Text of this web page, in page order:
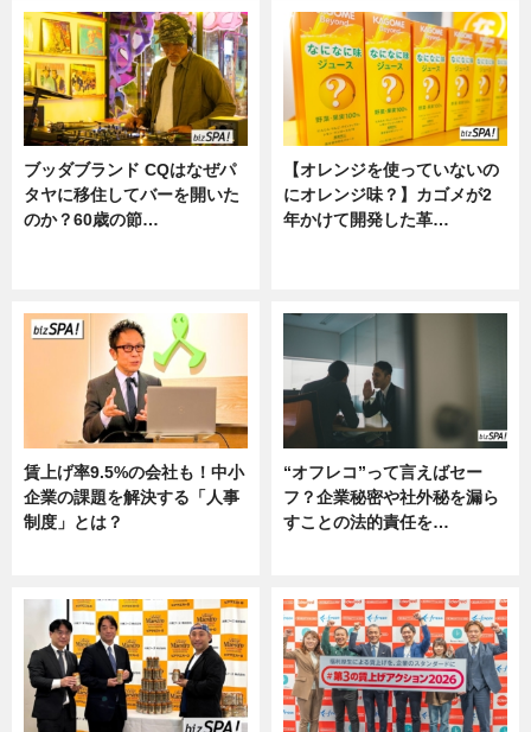
ブッダブランド CQはなぜパ
タヤに移住してバーを開いた
のか？60歳の節…
【オレンジを使っていないの
にオレンジ味？】カゴメが2
年かけて開発した革…
賃上げ率9.5%の会社も！中小
企業の課題を解決する「人事
制度」とは？
“オフレコ”って言えばセー
フ？企業秘密や社外秘を漏ら
すことの法的責任を…